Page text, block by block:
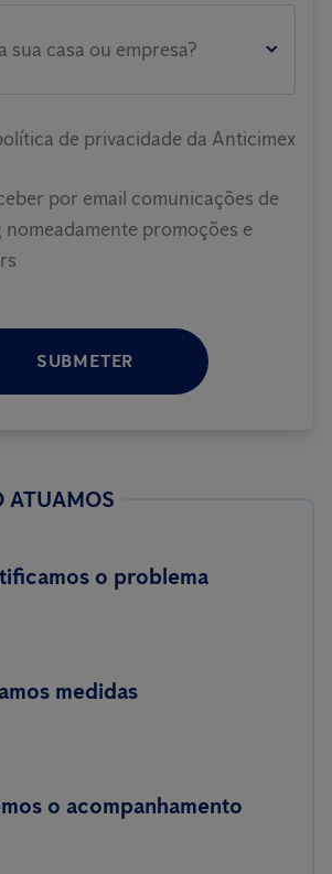
sua casa ou empresa?
de privacidade da Anticimex
por email comunicações de
nomeadamente promoções e
SUBMETER
ATUAMOS
o problema
medidas
o acompanhamento